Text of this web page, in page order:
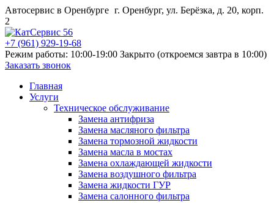
Автосервис в Оренбурге г. Оренбург, ул. Берёзка, д. 20, корп.
2
+7 (961) 929-19-68
Режим работы: 10:00-19:00 Закрыто (откроемся завтра в 10:00)
Заказать звонок
Главная
Услуги
Техническое обслуживание
Замена антифриза
Замена масляного фильтра
Замена тормозной жидкости
Замена масла в мостах
Замена охлаждающей жидкости
Замена воздушного фильтра
Замена жидкости ГУР
Замена салонного фильтра